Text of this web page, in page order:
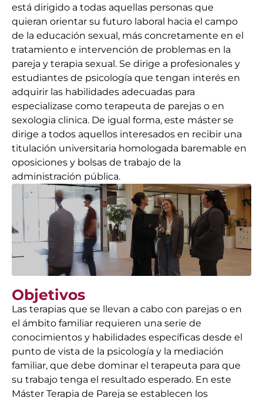
está dirigido a todas aquellas personas que
quieran orientar su futuro laboral hacia el campo
de la educación sexual, más concretamente en el
tratamiento e intervención de problemas en la
pareja y terapia sexual. Se dirige a profesionales y
estudiantes de psicología que tengan interés en
adquirir las habilidades adecuadas para
especializase como terapeuta de parejas o en
sexologia clinica. De igual forma, este máster se
dirige a todos aquellos interesados en recibir una
titulación universitaria homologada baremable en
oposiciones y bolsas de trabajo de la
administración pública.
Objetivos
Las terapias que se llevan a cabo con parejas o en
el ámbito familiar requieren una serie de
conocimientos y habilidades específicas desde el
punto de vista de la psicología y la mediación
familiar, que debe dominar el terapeuta para que
su trabajo tenga el resultado esperado. En este
Máster Terapia de Pareja se establecen los